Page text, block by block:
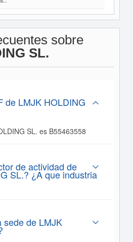
sobre
SL.
de LMJK HOLDING
SL. es B55463558
de actividad de
SL.? ¿A que industria
sede de LMJK